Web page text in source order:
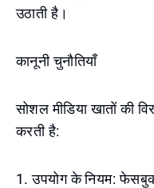
उठाती है।
कानूनी चुनौतियाँ
सोशल मीडिया खातों की
करती है:
1. उपयोग के नियम: